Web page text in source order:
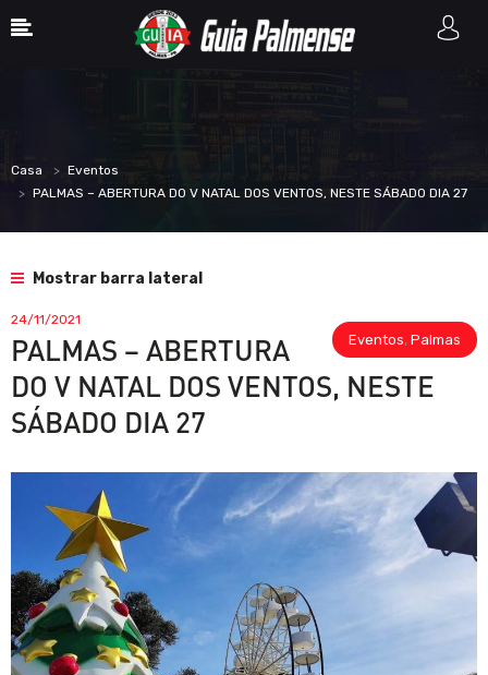
Casa
Eventos
PALMAS – ABERTURA DO V NATAL DOS VENTOS, NESTE SÁBADO DIA 27
Mostrar barra lateral
Eventos, Palmas
24/11/2021
PALMAS – ABERTURA
DO V NATAL DOS VENTOS, NESTE
SÁBADO DIA 27